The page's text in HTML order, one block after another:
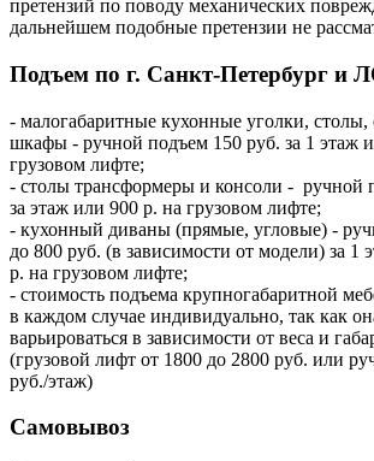
претензий по поводу механических
дальнейшем подобные претензии не
Подъем по г. Санкт-Петербург и
- малогабаритные кухонные уголки, столы,
шкафы - ручной подъем 150 руб. за 1 этаж
грузовом лифте;
- столы трансформеры и консоли - ручной
за этаж или 900 р. на грузовом лифте;
- кухонный диваны (прямые, угловые) -
до 800 руб. (в зависимости от модели) за 1
р. на грузовом лифте;
- стоимость подъема крупногабаритной
в каждом случае индивидуально, так как
варьироваться в зависимости от веса и
(грузовой лифт от 1800 до 2800 руб. или
руб./этаж)
Самовывоз